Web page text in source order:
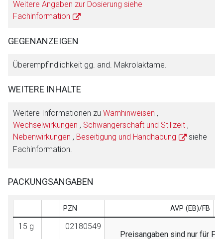
Weitere Angaben zur Dosierung siehe
Fachinformation
GEGENANZEIGEN
Überempfindlichkeit gg. and. Makrolaktame.
WEITERE INHALTE
Weitere Informationen zu Warnhinweisen ,
Wechselwirkungen , Schwangerschaft und Stillzeit ,
Nebenwirkungen , Beseitigung und Handhabung
siehe
Fachinformation.
PACKUNGSANGABEN
PZN AVP (EB)/FB
15 g
02180549
Preisangaben sind nur für